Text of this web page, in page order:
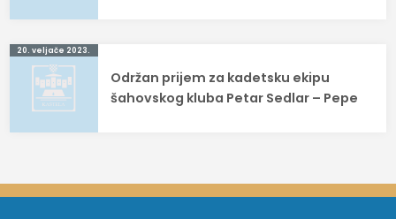
20. veljače 2023.
Održan prijem za kadetsku ekipu
šahovskog kluba Petar Sedlar – Pepe